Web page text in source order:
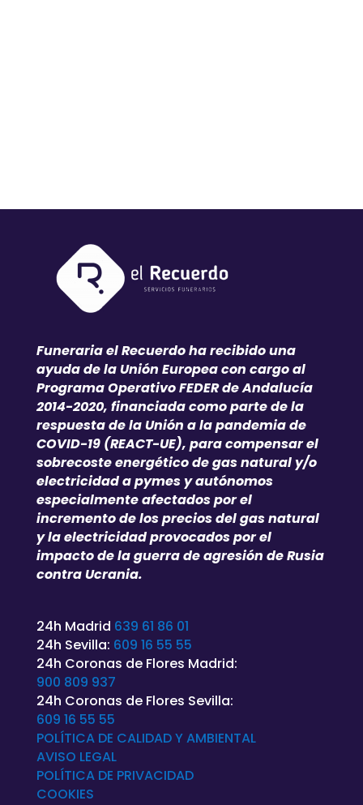
Funeraria el Recuerdo ha recibido una
ayuda de la Unión Europea con cargo al
Programa Operativo FEDER de Andalucía
2014-2020, financiada como parte de la
respuesta de la Unión a la pandemia de
COVID-19 (REACT-UE), para compensar el
sobrecoste energético de gas natural y/o
electricidad a pymes y autónomos
especialmente afectados por el
incremento de los precios del gas natural
y la electricidad provocados por el
impacto de la guerra de agresión de Rusia
contra Ucrania.
24h Madrid 639 61 86 01
24h Sevilla: 609 16 55 55
24h Coronas de Flores Madrid:
900 809 937
24h Coronas de Flores Sevilla:
609 16 55 55
POLÍTICA DE CALIDAD Y AMBIENTAL
AVISO LEGAL
POLÍTICA DE PRIVACIDAD
COOKIES